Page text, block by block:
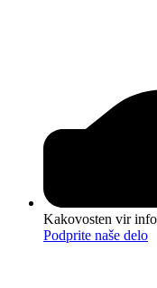
Kakovosten vir
Podprite naše delo